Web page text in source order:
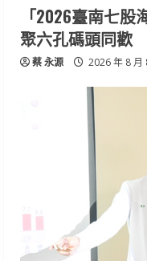
「2026臺南七
聚六孔碼頭同歡
蔡 永源 2026 年 8 月